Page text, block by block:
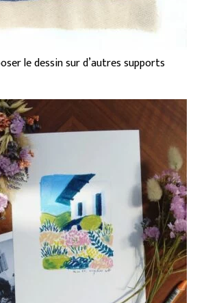
le dessin sur d’autres supports